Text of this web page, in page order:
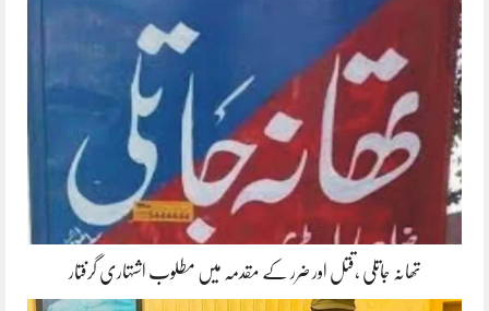
تھانہ جاتلی ،قتل اور ضرر کے مقدمہ میں مطلوب اشتہاری گرفتار